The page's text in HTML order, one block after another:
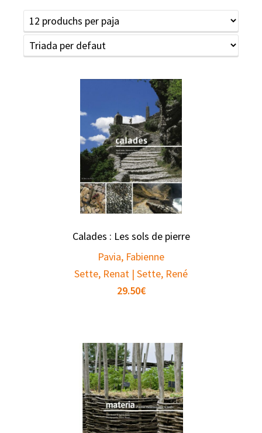
Calades : Les sols de pierre
Pavia, Fabienne
Sette, Renat | Sette, René
29.50€